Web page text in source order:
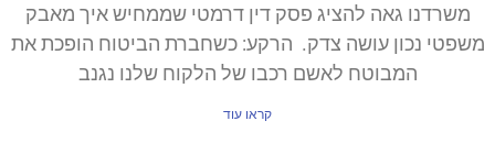
משרדנו גאה להציג פסק דין דרמטי שממחיש איך מאבק
משפטי נכון עושה צדק. הרקע: כשחברת הביטוח הופכת את
המבוטח לאשם רכבו של הלקוח שלנו נגנב
קראו עוד